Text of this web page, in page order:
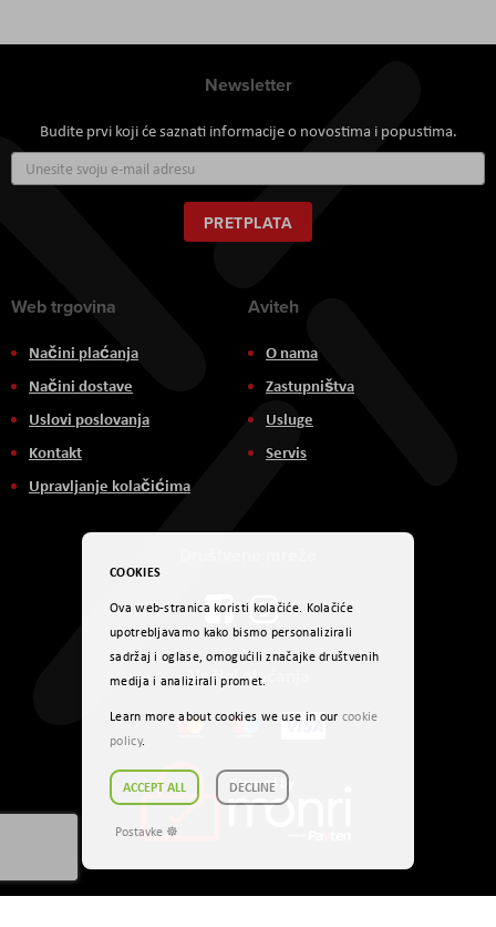
Newsletter
Budite prvi koji će saznati informacije o novostima i popustima.
se
za
naš
newsletter:
PRETPLATA
Web trgovina
Načini plaćanja
Načini dostave
Uslovi poslovanja
Kontakt
Upravljanje kolačićima
Aviteh
O nama
Zastupništva
Usluge
Servis
Načini plaćanja
COOKIES
Ova web-stranica koristi kolačiće. Kolačiće
upotrebljavamo kako bismo personalizirali
sadržaj i oglase, omogućili značajke društvenih
medija i analizirali promet.
Learn more about cookies we use in our cookie
policy.
ACCEPT ALL DECLINE
Postavke ☸